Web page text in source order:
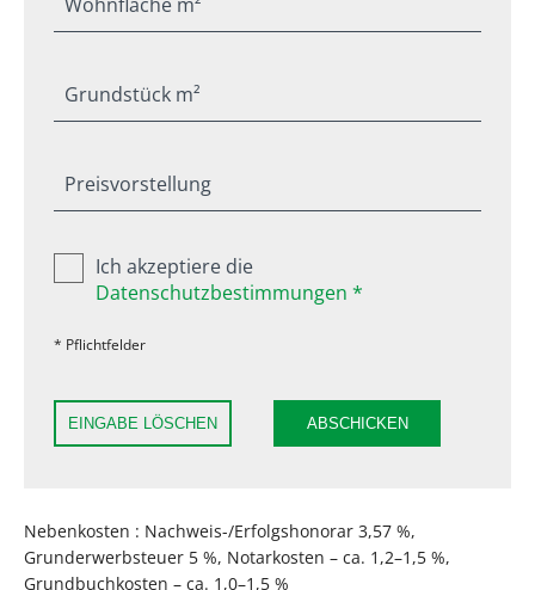
Grundstück m²
Preisvorstellung
Ich akzeptiere die
Datenschutzbestimmungen *
* Pflichtfelder
EINGABE LÖSCHEN ABSCHICKEN
Nebenkosten : Nachweis-/Erfolgshonorar 3,57 %,
Grunderwerbsteuer 5 %, Notarkosten – ca. 1,2–1,5 %,
Grundbuchkosten – ca. 1,0–1,5 %